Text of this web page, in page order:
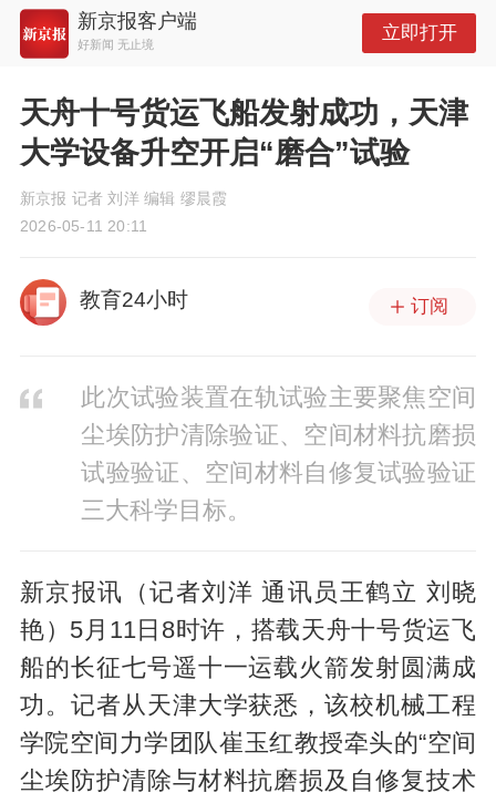
新京报客户端
好新闻 无止境
立即打开
天舟十号货运飞船发射成功，天津
大学设备升空开启“磨合”试验
新京报 记者 刘洋 编辑 缪晨霞
2026-05-11 20:11
教育24小时 订阅
此次试验装置在轨试验主要聚焦空间
尘埃防护清除验证、空间材料抗磨损
试验验证、空间材料自修复试验验证
三大科学目标。
新京报讯（记者刘洋 通讯员王鹤立 刘晓
艳）5月11日8时许，搭载天舟十号货运飞
船的长征七号遥十一运载火箭发射圆满成
功。记者从天津大学获悉，该校机械工程
学院空间力学团队崔玉红教授牵头的“空间
尘埃防护清除与材料抗磨损及自修复技术